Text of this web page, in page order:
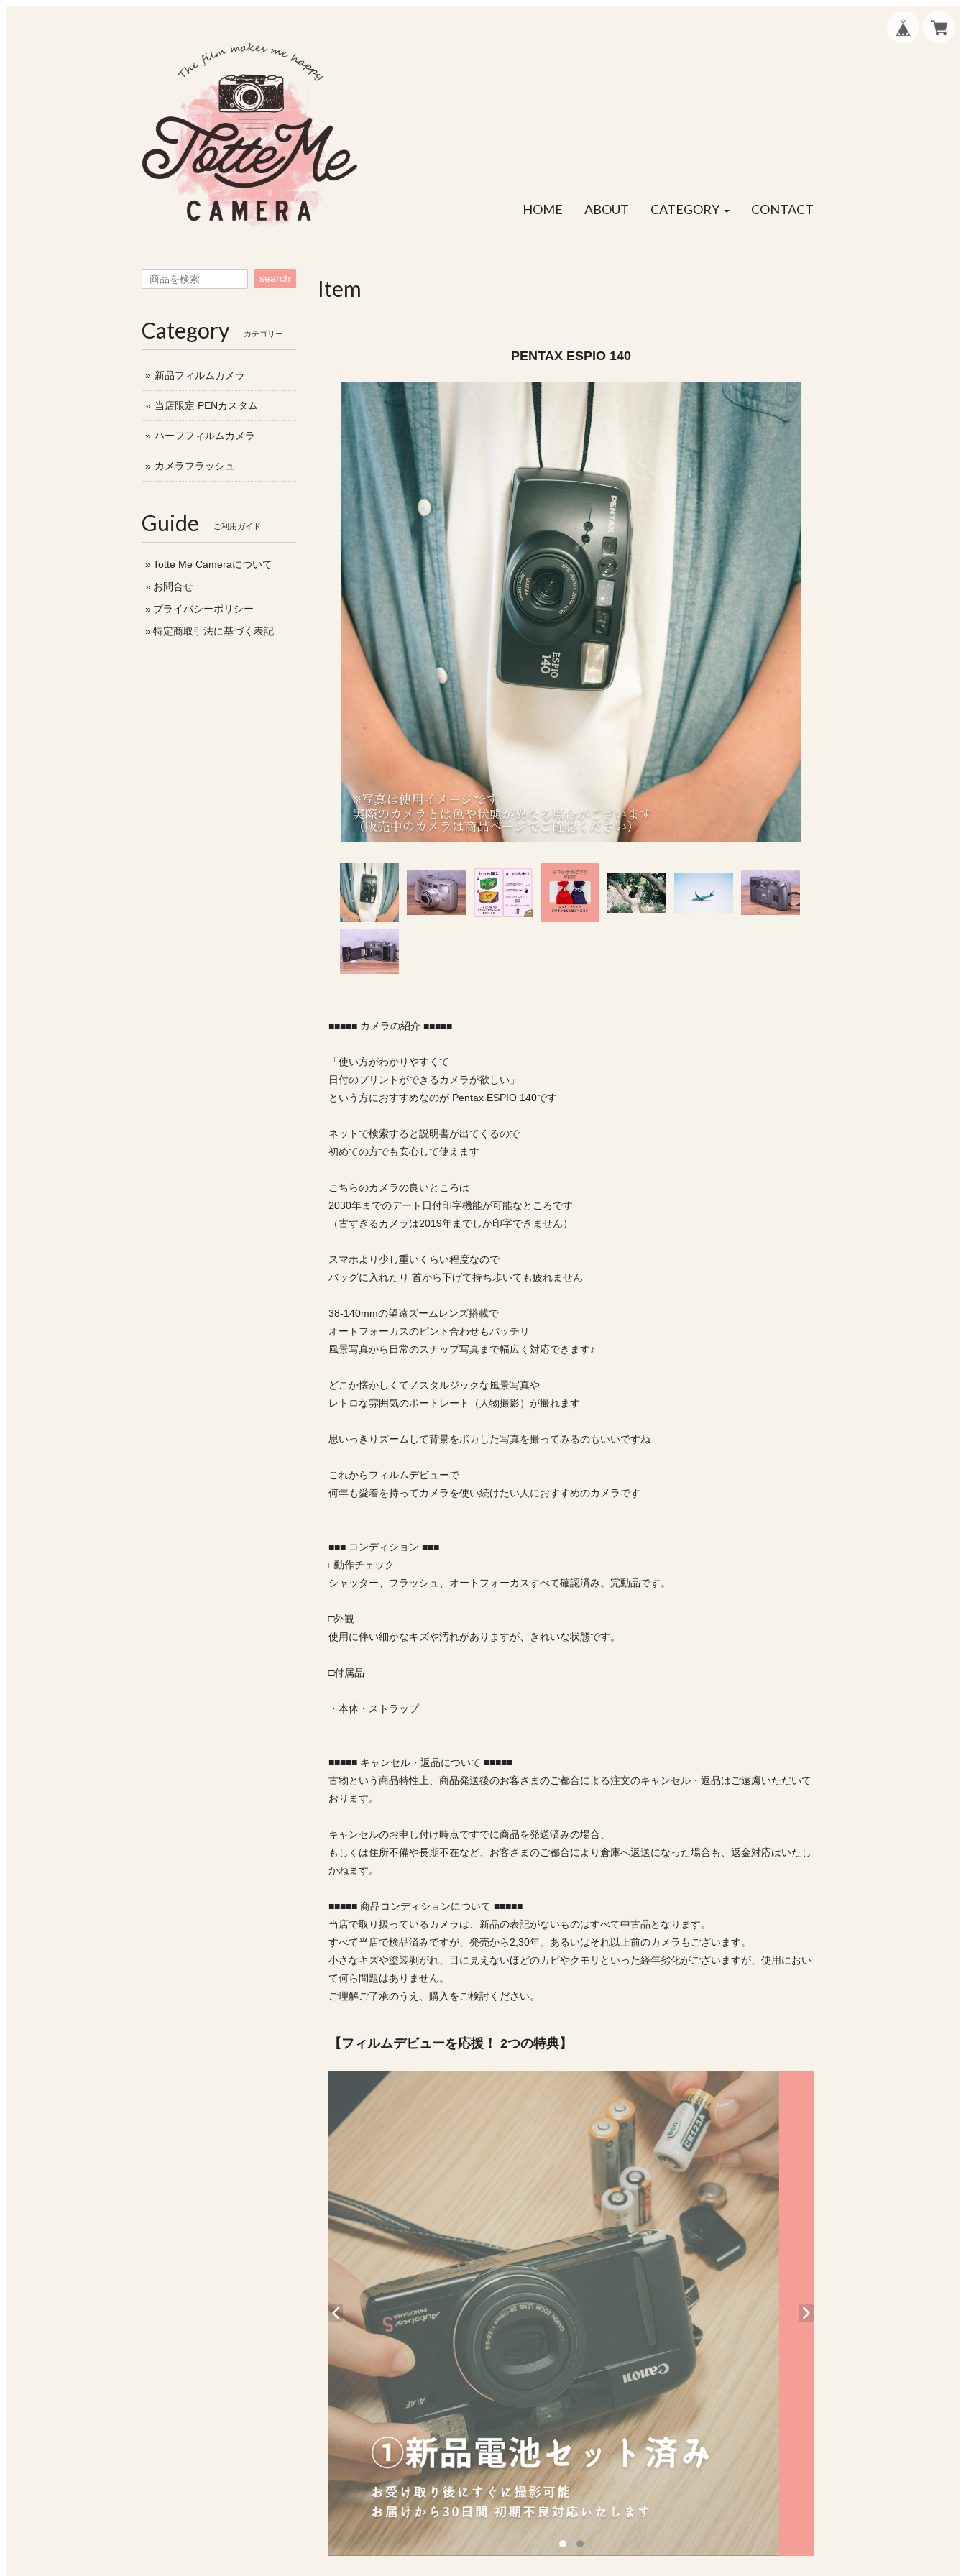
HOME ABOUT CATEGORY CONTACT
Item
PENTAX ESPIO 140
■■■■■ カメラの紹介 ■■■■■
「使い方がわかりやすくて
日付のプリントができるカメラが欲しい」
という方におすすめなのが Pentax ESPIO 140です
ネットで検索すると説明書が出てくるので
初めての方でも安心して使えます
こちらのカメラの良いところは
2030年までのデート日付印字機能が可能なところです
（古すぎるカメラは2019年までしか印字できません）
スマホより少し重いくらい程度なので
バッグに入れたり 首から下げて持ち歩いても疲れません
38-140mmの望遠ズームレンズ搭載で
オートフォーカスのピント合わせもバッチリ
風景写真から日常のスナップ写真まで幅広く対応できます♪
どこか懐かしくてノスタルジックな風景写真や
レトロな雰囲気のポートレート（人物撮影）が撮れます
思いっきりズームして背景をボカした写真を撮ってみるのもいいですね
これからフィルムデビューで
何年も愛着を持ってカメラを使い続けたい人におすすめのカメラです
■■■ コンディション ■■■
□動作チェック
シャッター、フラッシュ、オートフォーカスすべて確認済み。完動品です。
□外観
使用に伴い細かなキズや汚れがありますが、きれいな状態です。
□付属品
・本体・ストラップ
■■■■■ キャンセル・返品について ■■■■■
古物という商品特性上、商品発送後のお客さまのご都合による注文のキャンセル・返品はご遠慮いただいて
おります。
キャンセルのお申し付け時点ですでに商品を発送済みの場合、
もしくは住所不備や長期不在など、お客さまのご都合により倉庫へ返送になった場合も、返金対応はいたし
かねます。
■■■■■ 商品コンディションについて ■■■■■
当店で取り扱っているカメラは、新品の表記がないものはすべて中古品となります。
すべて当店で検品済みですが、発売から2,30年、あるいはそれ以上前のカメラもございます。
小さなキズや塗装剥がれ、目に見えないほどのカビやクモリといった経年劣化がございますが、使用におい
て何ら問題はありません。
ご理解ご了承のうえ、購入をご検討ください。
【フィルムデビューを応援！ 2つの特典】
search
Category カテゴリー
新品フィルムカメラ
当店限定 PENカスタム
ハーフフィルムカメラ
カメラフラッシュ
Guide ご利用ガイド
Totte Me Cameraについて
お問合せ
プライバシーポリシー
特定商取引法に基づく表記